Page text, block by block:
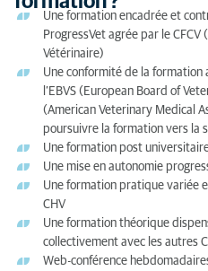
Une formation encadrée et
ProgressVet agrée par le
Vétérinaire)
Une conformité de la formation
l’EBVS (European Board of
(American Veterinary Medical
poursuivre la formation vers la
Une formation post
Une mise en autonomie
Une formation pratique variée
CHV
Une formation théorique
collectivement avec les autres
Web-conférence